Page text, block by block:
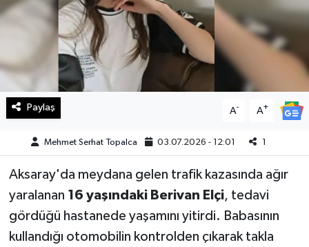
Paylaş A- A+
Mehmet Serhat Topalca 03.07.2026 - 12:01 1
Aksaray'da meydana gelen trafik kazasında ağır
yaralanan 16 yaşındaki Berivan Elçi, tedavi
gördüğü hastanede yaşamını yitirdi. Babasının
kullandığı otomobilin kontrolden çıkarak takla
Manşetler
Resmi İlan
Sağlık
SürManşet
Teknoloji
Yaşam